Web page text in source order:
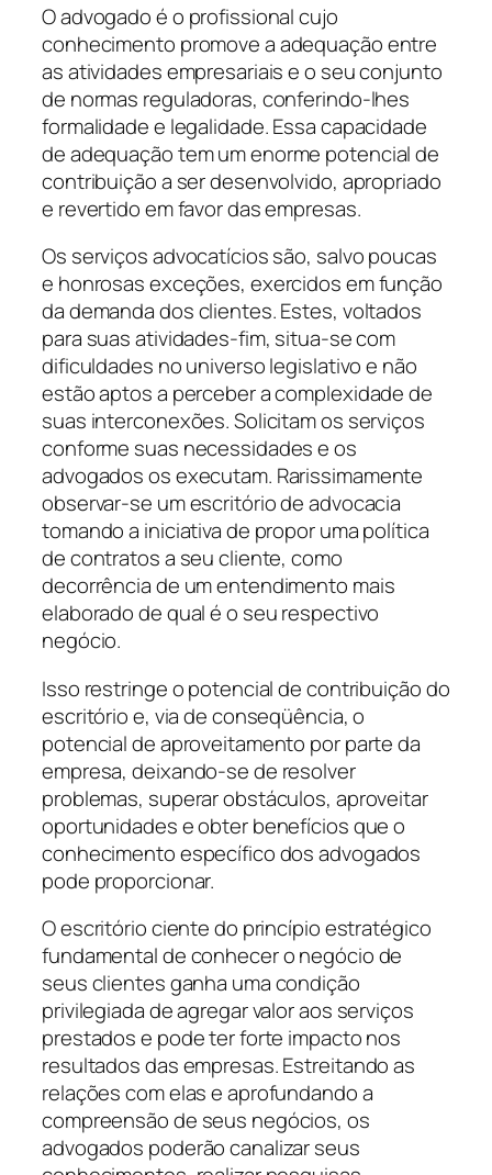
O advogado é o profissional cujo
conhecimento promove a adequação entre
as atividades empresariais e o seu conjunto
de normas reguladoras, conferindo-lhes
formalidade e legalidade. Essa capacidade
de adequação tem um enorme potencial de
contribuição a ser desenvolvido, apropriado
e revertido em favor das empresas.
Os serviços advocatícios são, salvo poucas
e honrosas exceções, exercidos em função
da demanda dos clientes. Estes, voltados
para suas atividades-fim, situa-se com
dificuldades no universo legislativo e não
estão aptos a perceber a complexidade de
suas interconexões. Solicitam os serviços
conforme suas necessidades e os
advogados os executam. Rarissimamente
observar-se um escritório de advocacia
tomando a iniciativa de propor uma política
de contratos a seu cliente, como
decorrência de um entendimento mais
elaborado de qual é o seu respectivo
negócio.
Isso restringe o potencial de contribuição do
escritório e, via de conseqüência, o
potencial de aproveitamento por parte da
empresa, deixando-se de resolver
problemas, superar obstáculos, aproveitar
oportunidades e obter benefícios que o
conhecimento específico dos advogados
pode proporcionar.
O escritório ciente do princípio estratégico
fundamental de conhecer o negócio de
seus clientes ganha uma condição
privilegiada de agregar valor aos serviços
prestados e pode ter forte impacto nos
resultados das empresas. Estreitando as
relações com elas e aprofundando a
compreensão de seus negócios, os
advogados poderão canalizar seus